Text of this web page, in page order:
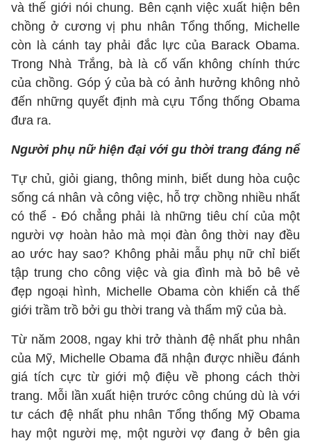
và thế giới nói chung. Bên cạnh việc xuất hiện bên
chồng ở cương vị phu nhân Tổng thống, Michelle
còn là cánh tay phải đắc lực của Barack Obama.
Trong Nhà Trắng, bà là cố vấn không chính thức
của chồng. Góp ý của bà có ảnh hưởng không nhỏ
đến những quyết định mà cựu Tổng thống Obama
đưa ra.
Người phụ nữ hiện đại với gu thời trang đáng nể
Tự chủ, giỏi giang, thông minh, biết dung hòa cuộc
sống cá nhân và công việc, hỗ trợ chồng nhiều nhất
có thể - Đó chẳng phải là những tiêu chí của một
người vợ hoàn hảo mà mọi đàn ông thời nay đều
ao ước hay sao? Không phải mẫu phụ nữ chỉ biết
tập trung cho công việc và gia đình mà bỏ bê vẻ
đẹp ngoại hình, Michelle Obama còn khiến cả thế
giới trầm trồ bởi gu thời trang và thẩm mỹ của bà.
Từ năm 2008, ngay khi trở thành đệ nhất phu nhân
của Mỹ, Michelle Obama đã nhận được nhiều đánh
giá tích cực từ giới mộ điệu về phong cách thời
trang. Mỗi lần xuất hiện trước công chúng dù là với
tư cách đệ nhất phu nhân Tổng thống Mỹ Obama
hay một người mẹ, một người vợ đang ở bên gia